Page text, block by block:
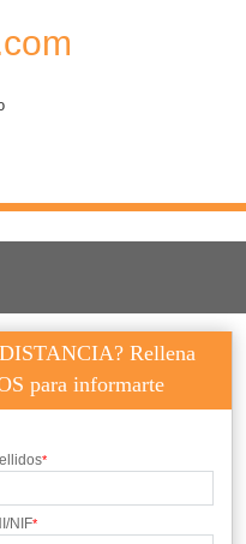
Rellena
para informarte
*
NIF*